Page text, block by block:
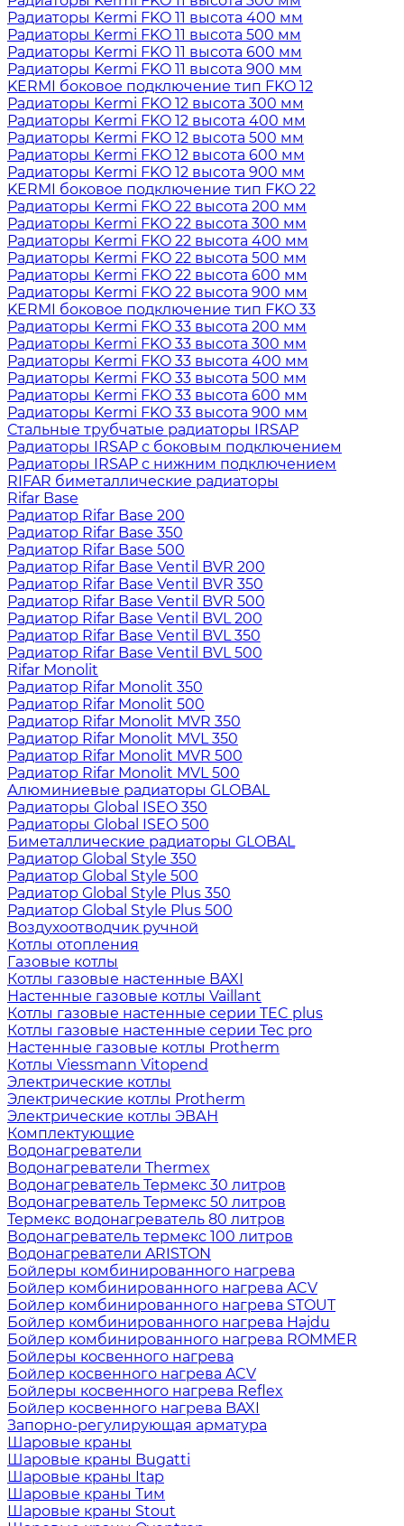
Радиаторы Kermi FKO 11 высота 400 мм
Радиаторы Kermi FKO 11 высота 500 мм
Радиаторы Kermi FKO 11 высота 600 мм
Радиаторы Kermi FKO 11 высота 900 мм
KERMI боковое подключение тип FKO 12
Радиаторы Kermi FKO 12 высота 300 мм
Радиаторы Kermi FKO 12 высота 400 мм
Радиаторы Kermi FKO 12 высота 500 мм
Радиаторы Kermi FKO 12 высота 600 мм
Радиаторы Kermi FKO 12 высота 900 мм
KERMI боковое подключение тип FKO 22
Радиаторы Kermi FKO 22 высота 200 мм
Радиаторы Kermi FKO 22 высота 300 мм
Радиаторы Kermi FKO 22 высота 400 мм
Радиаторы Kermi FKO 22 высота 500 мм
Радиаторы Kermi FKO 22 высота 600 мм
Радиаторы Kermi FKO 22 высота 900 мм
KERMI боковое подключение тип FKO 33
Радиаторы Kermi FKO 33 высота 200 мм
Радиаторы Kermi FKO 33 высота 300 мм
Радиаторы Kermi FKO 33 высота 400 мм
Радиаторы Kermi FKO 33 высота 500 мм
Радиаторы Kermi FKO 33 высота 600 мм
Радиаторы Kermi FKO 33 высота 900 мм
Стальные трубчатые радиаторы IRSAP
Радиаторы IRSAP с боковым подключением
Радиаторы IRSAP с нижним подключением
RIFAR биметаллические радиаторы
Rifar Base
Радиатор Rifar Base 200
Радиатор Rifar Base 350
Радиатор Rifar Base 500
Радиатор Rifar Base Ventil BVR 200
Радиатор Rifar Base Ventil BVR 350
Радиатор Rifar Base Ventil BVR 500
Радиатор Rifar Base Ventil BVL 200
Радиатор Rifar Base Ventil BVL 350
Радиатор Rifar Base Ventil BVL 500
Rifar Monolit
Радиатор Rifar Monolit 350
Радиатор Rifar Monolit 500
Радиатор Rifar Monolit MVR 350
Радиатор Rifar Monolit MVL 350
Радиатор Rifar Monolit MVR 500
Радиатор Rifar Monolit MVL 500
Алюминиевые радиаторы GLOBAL
Радиаторы Global ISEO 350
Радиаторы Global ISEO 500
Биметаллические радиаторы GLOBAL
Радиатор Global Style 350
Радиатор Global Style 500
Радиатор Global Style Plus 350
Радиатор Global Style Plus 500
Воздухоотводчик ручной
Котлы отопления
Газовые котлы
Котлы газовые настенные BAXI
Настенные газовые котлы Vaillant
Котлы газовые настенные серии TEC plus
Котлы газовые настенные серии Tec pro
Настенные газовые котлы Protherm
Котлы Viessmann Vitopend
Электрические котлы
Электрические котлы Protherm
Электрические котлы ЭВАН
Комплектующие
Водонагреватели
Водонагреватели Thermex
Водонагреватель Термекс 30 литров
Водонагреватель Термекс 50 литров
Термекс водонагреватель 80 литров
Водонагреватель термекс 100 литров
Водонагреватели ARISTON
Бойлеры комбинированного нагрева
Бойлер комбинированного нагрева ACV
Бойлер комбинированного нагрева STOUT
Бойлер комбинированного нагрева Hajdu
Бойлер комбинированного нагрева ROMMER
Бойлеры косвенного нагрева
Бойлер косвенного нагрева ACV
Бойлеры косвенного нагрева Reflex
Бойлер косвенного нагрева BAXI
Запорно-регулирующая арматура
Шаровые краны
Шаровые краны Bugatti
Шаровые краны Itap
Шаровые краны Тим
Шаровые краны Stout